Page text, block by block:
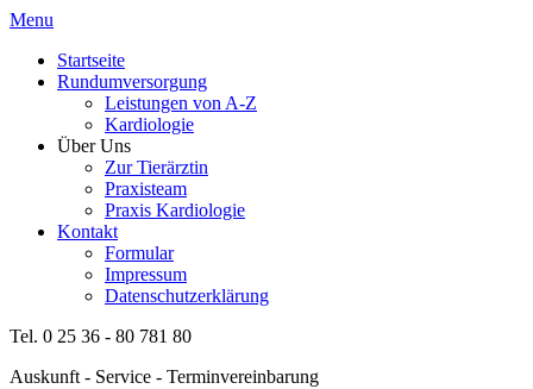
Menu
Startseite
Rundumversorgung
Leistungen von A-Z
Kardiologie
Über Uns
Zur Tierärztin
Praxisteam
Praxis Kardiologie
Kontakt
Formular
Impressum
Datenschutzerklärung
Tel. 0 25 36 - 80 781 80
Auskunft - Service - Terminvereinbarung